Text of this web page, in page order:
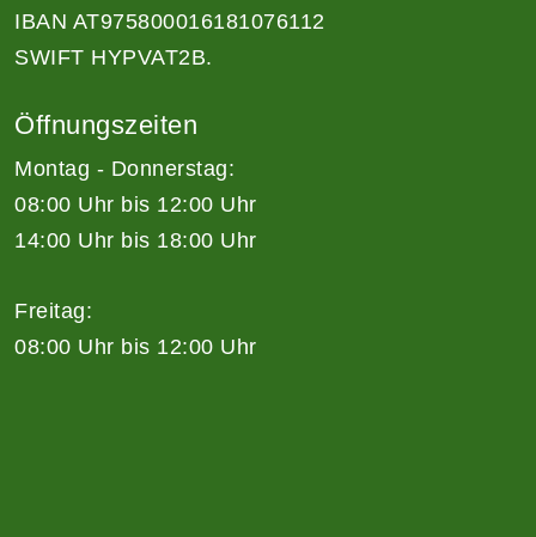
IBAN AT975800016181076112
SWIFT HYPVAT2B.
Öffnungszeiten
Montag - Donnerstag:
08:00 Uhr bis 12:00 Uhr
14:00 Uhr bis 18:00 Uhr
Freitag:
08:00 Uhr bis 12:00 Uhr